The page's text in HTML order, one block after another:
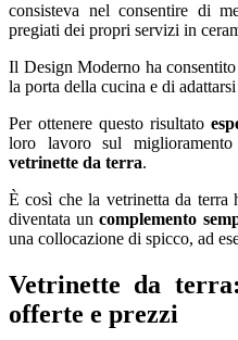
consisteva nel consentire di
pregiati dei propri servizi in
Il Design Moderno ha
la porta della cucina e di
Per ottenere questo risultato
loro lavoro sul
vetrinette da terra.
È così che la vetrinetta da terra
diventata uncomplemento
una collocazione di spicco, ad
Vetrinette da
offerte e prezzi